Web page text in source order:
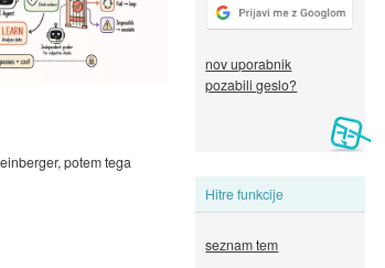
nov uporabnik
pozabili geslo?
Hitre funkcije
seznam tem
potem tega